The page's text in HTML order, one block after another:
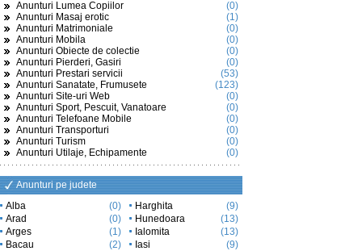
Anunturi Lumea Copiilor
(0)
Anunturi Masaj erotic
(1)
Anunturi Matrimoniale
(0)
Anunturi Mobila
(0)
Anunturi Obiecte de colectie
(0)
Anunturi Pierderi, Gasiri
(0)
Anunturi Prestari servicii
(53)
Anunturi Sanatate, Frumusete
(123)
Anunturi Site-uri Web
(0)
Anunturi Sport, Pescuit, Vanatoare
(0)
Anunturi Telefoane Mobile
(0)
Anunturi Transporturi
(0)
Anunturi Turism
(0)
Anunturi Utilaje, Echipamente
(0)
Anunturi pe judete
Alba
(0)
Arad
(0)
Arges
(1)
Bacau
(2)
Harghita
(9)
Hunedoara
(13)
Ialomita
(13)
Iasi
(9)